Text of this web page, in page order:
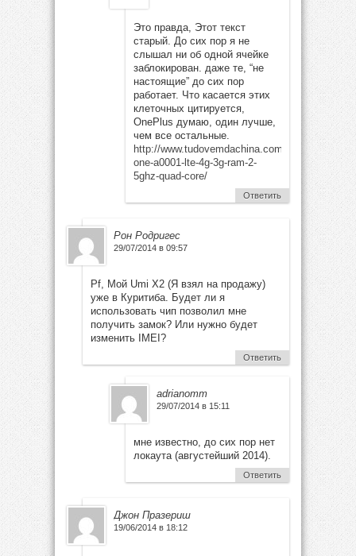
Это правда, Этот текст
старый. До сих пор я не
слышал ни об одной ячейке
заблокирован. даже те, “не
настоящие” до сих пор
работает. Что касается этих
клеточных цитируется,
OnePlus думаю, один лучше,
чем все остальные.
http://www.tudovemdachina.com/oneplus-
one-a0001-lte-4g-3g-ram-2-
5ghz-quad-core/
Ответить
Рон Родригес
29/07/2014 в 09:57
Pf, Мой Umi X2 (Я взял на продажу)
уже в Куритиба. Будет ли я
использовать чип позволил мне
получить замок? Или нужно будет
изменить IMEI?
Ответить
adrianomm
29/07/2014 в 15:11
мне известно, до сих пор нет
локаута (августейший 2014).
Ответить
Джон Празериш
19/06/2014 в 18:12